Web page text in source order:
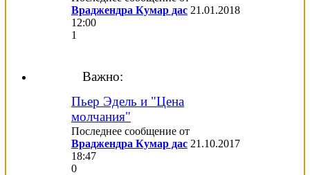
Враджендра Кумар дас 21.01.2018
12:00
1
Важно:
Пьер Эдель и "Цена
молчания"
Последнее сообщение от
Враджендра Кумар дас 21.10.2017
18:47
0